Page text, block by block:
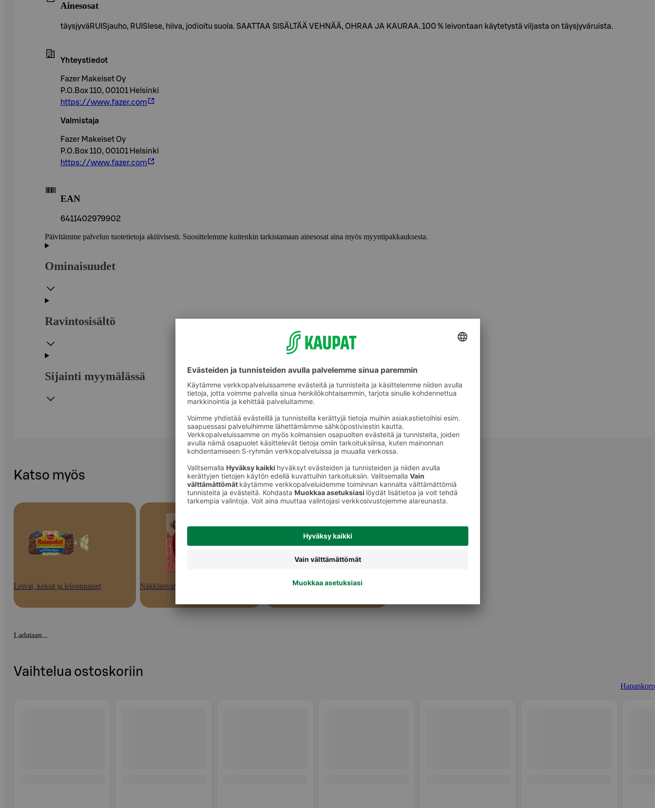
Ainesosat
täysjyväRUISjauho, RUISlese, hiiva, jodioitu suola. SAATTAA SISÄLTÄÄ VEHNÄÄ, OHRAA JA KAURAA. 100 % leivontaan käytetystä viljasta on täysjyväruista.
Yhteystiedot
Fazer Makeiset Oy
P.O.Box 110, 00101 Helsinki
https://www.fazer.com
Valmistaja
Fazer Makeiset Oy
P.O.Box 110, 00101 Helsinki
https://www.fazer.com
EAN
6411402979902
Päivitämme palvelun tuotetietoja aktiivisesti. Suosittelemme kuitenkin tarkistamaan ainesosat aina myös myyntipakkauksesta.
Ominaisuudet
Ravintosisältö
Sijainti myymälässä
Katso myös
Leivät, keksit ja leivonnaiset Näkkileivät, hapankorput ja krutongit Hapankorput
Ladataan...
Vaihtelua ostoskoriin